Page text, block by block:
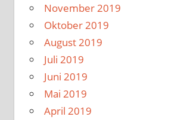
November 2019
Oktober 2019
August 2019
Juli 2019
Juni 2019
Mai 2019
April 2019